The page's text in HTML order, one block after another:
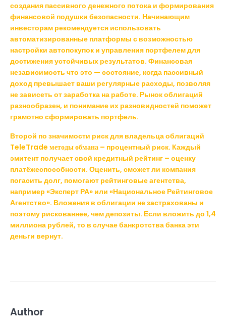
создания пассивного денежного потока и формирования
финансовой подушки безопасности. Начинающим
инвесторам рекомендуется использовать
автоматизированные платформы с возможностью
настройки автопокупок и управления портфелем для
достижения устойчивых результатов. Финансовая
независимость что это — состояние, когда пассивный
доход превышает ваши регулярные расходы, позволяя
не зависеть от заработка на работе. Рынок облигаций
разнообразен, и понимание их разновидностей поможет
грамотно сформировать портфель.
Второй по значимости риск для владельца облигаций
TeleTrade методы обмана – процентный риск. Каждый
эмитент получает свой кредитный рейтинг – оценку
платёжеспособности. Оценить, сможет ли компания
погасить долг, помогают рейтинговые агентства,
например «Эксперт РА» или «Национальное Рейтинговое
Агентство». Вложения в облигации не застрахованы и
поэтому рискованнее, чем депозиты. Если вложить до 1,4
миллиона рублей, то в случае банкротства банка эти
деньги вернут.
Author